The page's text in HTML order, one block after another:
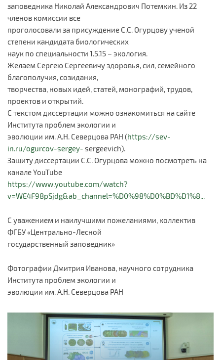
заповедника Николай Александрович Потемкин. Из 22
членов комиссии все
проголосовали за присуждение С.С. Огурцову ученой
степени кандидата биологических
наук по специальности 1.5.15 – экология.
Желаем Сергею Сергеевичу здоровья, сил, семейного
благополучия, созидания,
творчества, новых идей, статей, монографий, трудов,
проектов и открытий.
С текстом диссертации можно ознакомиться на сайте
Института проблем экологии и
эволюции им. А.Н. Северцова РАН (https://sev-
in.ru/ogurcov-sergey- sergeevich).
Защиту диссертации С.С. Огурцова можно посмотреть на
канале YouTube
https://www.youtube.com/watch?
v=WE4F98pSjdg&ab_channel=%D0%98%D0%BD%D1%8...
С уважением и наилучшими пожеланиями, коллектив
ФГБУ «Центрально-Лесной
государственный заповедник»
Фотографии Дмитрия Иванова, научного сотрудника
Института проблем экологии и
эволюции им. А.Н. Северцова РАН